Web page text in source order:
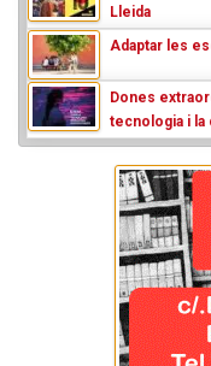
Lleida
Adaptar les
Dones
tecnologia i la